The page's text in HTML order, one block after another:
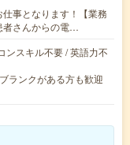
事となります！【業務
者さんからの電…
ンスキル不要 / 英語力不
ランクがある方も歓迎